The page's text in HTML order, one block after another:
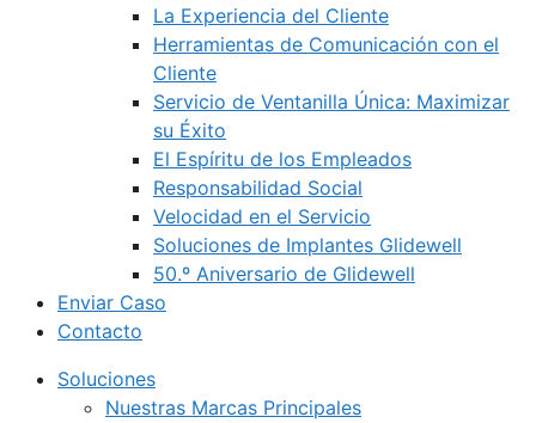
La Experiencia del Cliente
Herramientas de Comunicación con el
Cliente
Servicio de Ventanilla Única: Maximizar
su Éxito
El Espíritu de los Empleados
Responsabilidad Social
Velocidad en el Servicio
Soluciones de Implantes Glidewell
50.º Aniversario de Glidewell
Enviar Caso
Contacto
Soluciones
Nuestras Marcas Principales